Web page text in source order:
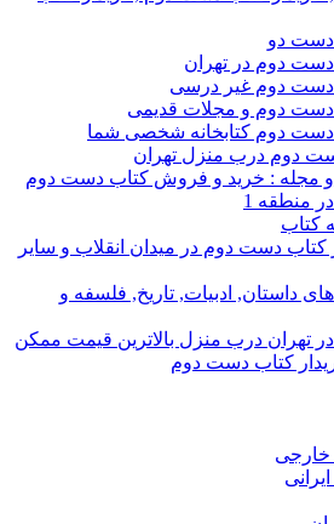
دست دو
دست دوم در تهران
دست دوم غیر درسی
دست دوم و مجلات قدیمی
دست دوم کتابخانه شخصی شما
دوم درب منزل تهران
و مجله : خرید و فروش کتاب دست دوم
منطقه 1
کتاب
کتاب دست دوم در میدان انقلاب و سایر
داستان, ادبیات, تاریخ, فلسفه و
تهران درب منزل بالاترین قیمت ممکن
کتاب دست دوم
خارجی